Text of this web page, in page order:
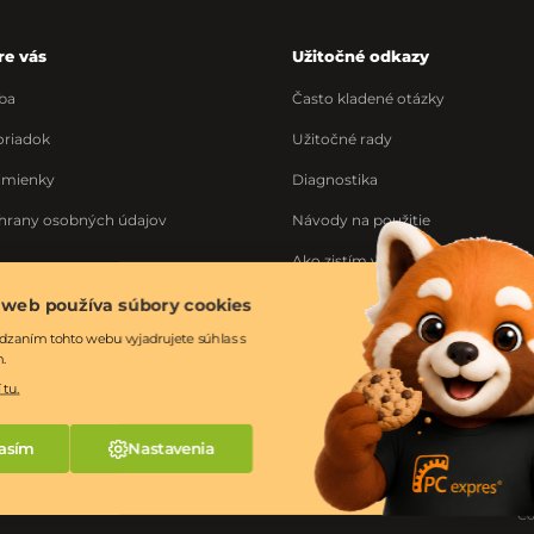
používa súbory cookies
tohto webu vyjadrujete súhlas s
tu.
Nastavenia
vás
osobných údajov
Užitočné odkazy
Často kladené otázky
Užitočné rady
Diagnostika
Návody na použitie
Ako zistím výrobné číslo
Ponuka práce